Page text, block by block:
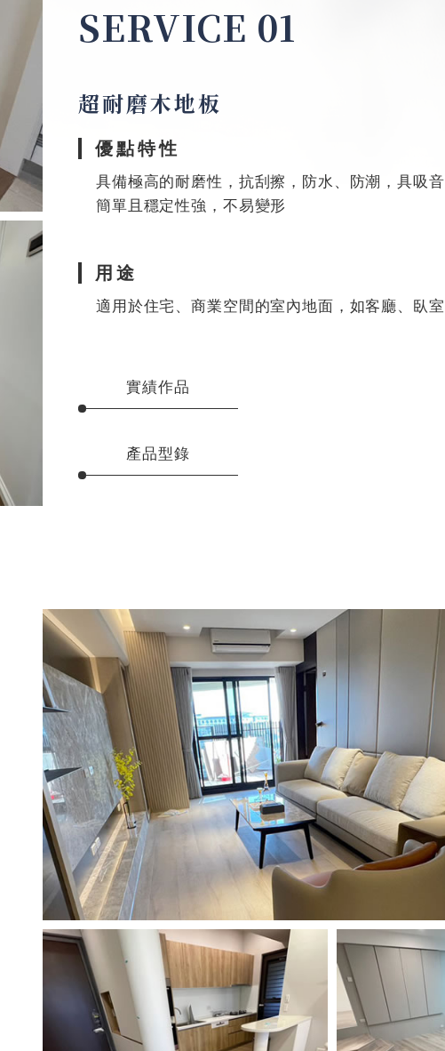
SERVICE 01
超耐磨木地板
優點特性
具備極高的耐磨性，抗刮擦，防水、防潮，具吸
簡單且穩定性強，不易變形
用途
適用於住宅、商業空間的室內地面，如客廳、臥
實績作品
產品型錄